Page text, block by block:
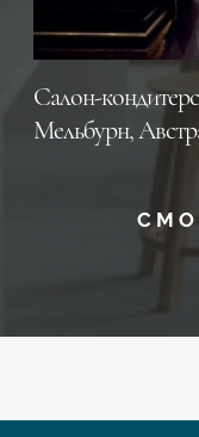
Салон-
Мельбурн,